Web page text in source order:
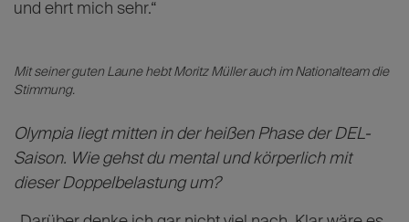
und ehrt mich sehr.“
Mit seiner guten Laune hebt Moritz Müller auch im Nationalteam die
Stimmung.
Olympia liegt mitten in der heißen Phase der DEL-
Saison. Wie gehst du mental und körperlich mit
dieser Doppelbelastung um?